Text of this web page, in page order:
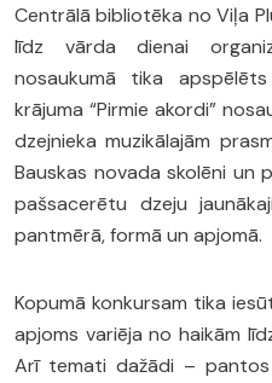
Centrālā bibliotēka no Viļa
līdz vārda dienai
nosaukumā tika
krājuma “Pirmie akordi”
dzejnieka muzikālajām
Bauskas novada skolēni un
pašsacerētu dzeju
pantmērā, formā un apjomā.
Kopumā konkursam tika
apjoms variēja no haikām
Arī temati dažādi –